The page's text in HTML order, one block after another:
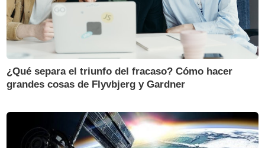
¿Qué separa el triunfo del fracaso? Cómo hacer
grandes cosas de Flyvbjerg y Gardner